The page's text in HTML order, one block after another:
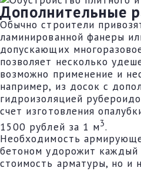
Дополнительные
Обычно строители
ламинированной фанеры
допускающих
позволяет несколько
возможно применение и
например, из досок с
гидроизоляцией
счет изготовления
1500 рублей за 1 м3.
Необходимость
бетоном удорожит каждый
стоимость арматуры, но и